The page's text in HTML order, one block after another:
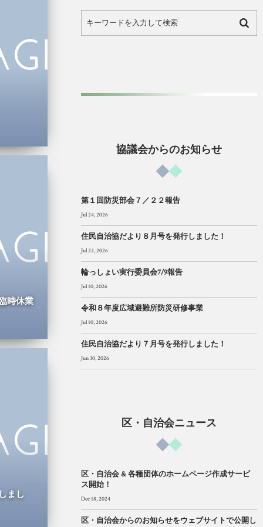
時休業
まし
協議会からのお知らせ
第１回防災部会７／２２報告
Jul 24, 2026
住民自治協だより８月号を発行しました！
Jul 22, 2026
輪っしょい実行委員会7/9報告
Jul 10, 2026
令和８年度広域避難所防災研修事業
Jul 10, 2026
住民自治協だより７月号を発行しました！
Jun 30, 2026
区・自治会ニュース
区・自治会 & 各種団体のホームページ作成サービ
ス開始！
Dec 18, 2024
区・自治会からのお知らせをウェブサイトで公開し